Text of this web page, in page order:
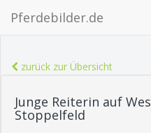
Pferdebilder.de
zurück zur Übersicht
Junge Reiterin auf
Stoppelfeld